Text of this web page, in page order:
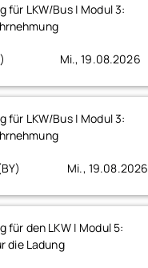
für LKW/Bus | Modul 3:
Mi., 19.08.2026
für LKW/Bus | Modul 3:
Mi., 19.08.2026
für den LKW | Modul 5:
die Ladung